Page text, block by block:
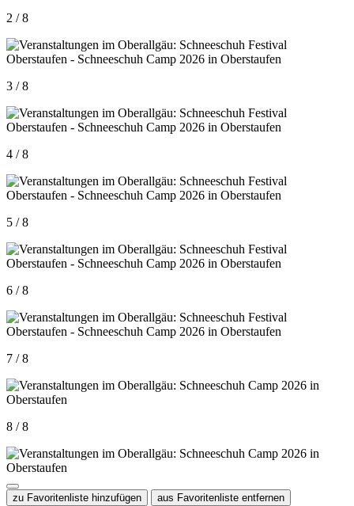
2 / 8
3 / 8
4 / 8
5 / 8
6 / 8
7 / 8
8 / 8
zu Favoritenliste hinzufügen aus Favoritenliste entfernen